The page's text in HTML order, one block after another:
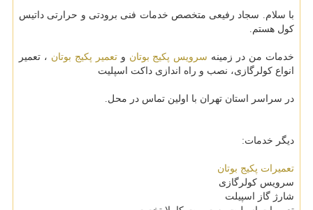
با سلام. سجاد رفیعی متخصص خدمات فنی برودتی و حرارتی داتیس
کول هستم.
خدمات من در زمینه سرویس پکیج بوتان وتعمیر پکیج بوتان ، تعمیر
انواع کولرگازی، نصب و راه اندازی داکت اسپلیت
در سراسر استان تهران با اولین تماس در محل.
دیگر خدمات:
تعمیرات پکیج بوتان
سرویس کولرگازی
شارژ گاز اسپیلت